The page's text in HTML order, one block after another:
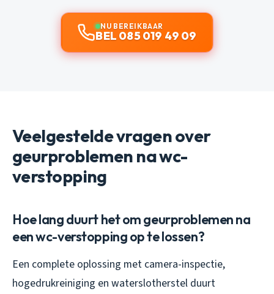
NU BEREIKBAAR
BEL 085 019 49 09
Veelgestelde vragen over
geurproblemen na wc-
verstopping
Hoe lang duurt het om geurproblemen na
een wc-verstopping op te lossen?
Een complete oplossing met camera-inspectie,
hogedrukreiniging en waterslotherstel duurt